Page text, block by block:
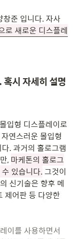
창준 입니다. 자사
로 새로운 디스플레
시 자세히 설명
입형 디스플레이로
연스러운 몰입형
. 과거의 홀로그램
, 마케톤의 홀로그
있습니다. 그것이
신기술은 향후 메
제어판 등 다양한
이를 사용하면서